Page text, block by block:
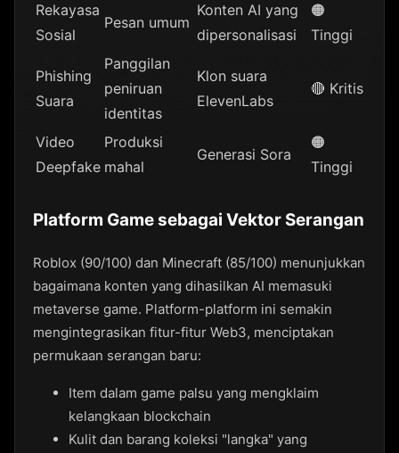
Rekayasa
Sosial
Pesan umum
Konten AI yang
dipersonalisasi
🟠
Tinggi
Phishing
Suara
Panggilan
peniruan
identitas
Klon suara
ElevenLabs
🔴 Kritis
Video
Deepfake
Produksi
mahal
Generasi Sora
🟠
Tinggi
Platform Game sebagai Vektor Serangan
Roblox (90/100) dan Minecraft (85/100) menunjukkan
bagaimana konten yang dihasilkan AI memasuki
metaverse game. Platform-platform ini semakin
mengintegrasikan fitur-fitur Web3, menciptakan
permukaan serangan baru:
Item dalam game palsu yang mengklaim
kelangkaan blockchain
Kulit dan barang koleksi "langka" yang